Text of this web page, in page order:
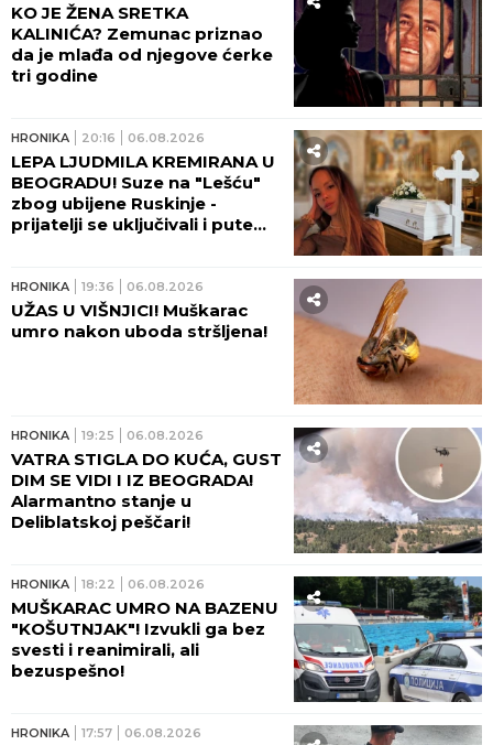
KO JE ŽENA SRETKA
KALINIĆA? Zemunac priznao
da je mlađa od njegove ćerke
tri godine
HRONIKA 20:16 06.08.2026
LEPA LJUDMILA KREMIRANA U
BEOGRADU! Suze na "Lešću"
zbog ubijene Ruskinje -
prijatelji se uključivali i putem
HRONIKA 19:36 06.08.2026
UŽAS U VIŠNJICI! Muškarac
umro nakon uboda stršljena!
HRONIKA 19:25 06.08.2026
VATRA STIGLA DO KUĆA, GUST
DIM SE VIDI I IZ BEOGRADA!
Alarmantno stanje u
Deliblatskoj peščari!
HRONIKA 18:22 06.08.2026
MUŠKARAC UMRO NA BAZENU
"KOŠUTNJAK"! Izvukli ga bez
svesti i reanimirali, ali
bezuspešno!
HRONIKA 17:57 06.08.2026